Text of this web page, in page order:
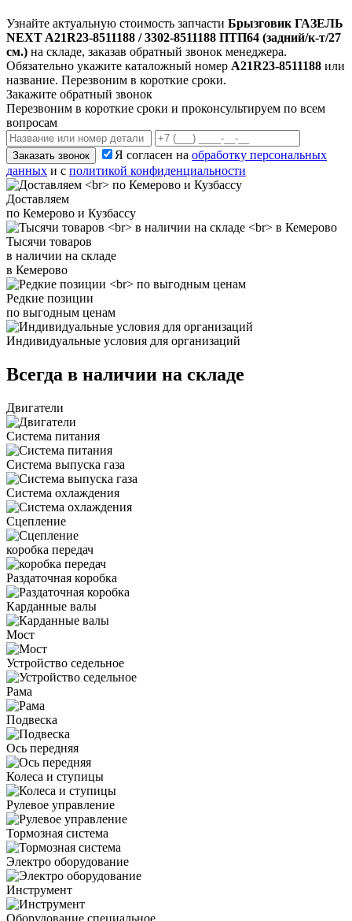
Узнайте актуальную стоимость запчасти Брызговик ГАЗЕЛЬ
NEXT A21R23-8511188 / 3302-8511188 ПТП64 (задний/к-т/27
см.) на складе, заказав обратный звонок менеджера.
Обязательно укажите каталожный номер A21R23-8511188 или
название. Перезвоним в короткие сроки.
Закажите обратный звонок
Перезвоним в короткие сроки и проконсультируем по всем
вопросам
Заказать звонок Я согласен на обработку персональных
данных и с политикой конфиденциальности
Доставляем
по Кемерово и Кузбассу
Тысячи товаров
в наличии на складе
в Кемерово
Редкие позиции
по выгодным ценам
Индивидуальные условия для организаций
Всегда в наличии на складе
Двигатели
Система питания
Система выпуска газа
Система охлаждения
Сцепление
коробка передач
Раздаточная коробка
Карданные валы
Мост
Устройство седельное
Рама
Подвеска
Ось передняя
Колеса и ступицы
Рулевое управление
Тормозная система
Электро оборудование
Инструмент
Оборудование специальное